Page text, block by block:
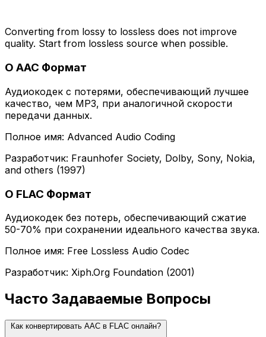
Converting from lossy to lossless does not improve
quality. Start from lossless source when possible.
О AAC Формат
Аудиокодек с потерями, обеспечивающий лучшее
качество, чем MP3, при аналогичной скорости
передачи данных.
Полное имя: Advanced Audio Coding
Разработчик: Fraunhofer Society, Dolby, Sony, Nokia,
and others (1997)
О FLAC Формат
Аудиокодек без потерь, обеспечивающий сжатие
50-70% при сохранении идеального качества звука.
Полное имя: Free Lossless Audio Codec
Разработчик: Xiph.Org Foundation (2001)
Часто Задаваемые Вопросы
Как конвертировать AAC в FLAC онлайн?